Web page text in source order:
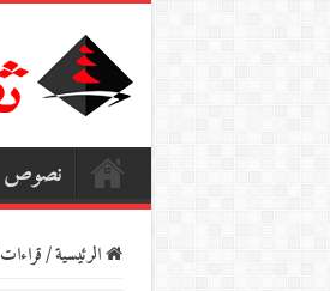
نصوص
الرئيسية/قراءات